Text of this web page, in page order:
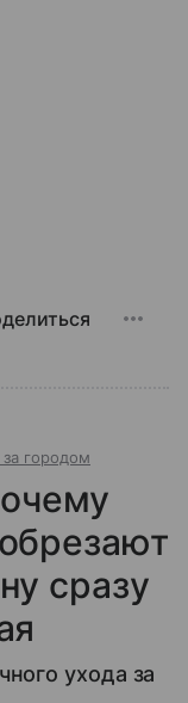
городом
сразу
ухода за